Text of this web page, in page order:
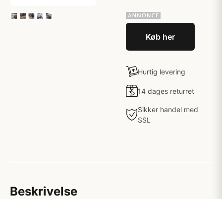
Køb her
Hurtig levering
14 dages returret
Sikker handel med
SSL
Beskrivelse